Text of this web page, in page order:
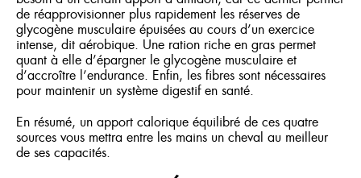
de réapprovisionner plus rapidement les réserves de
glycogène musculaire épuisées au cours d’un exercice
intense, dit aérobique. Une ration riche en gras permet
quant à elle d’épargner le glycogène musculaire et
d’accroître l’endurance. Enfin, les fibres sont nécessaires
pour maintenir un système digestif en santé.
En résumé, un apport calorique équilibré de ces quatre
sources vous mettra entre les mains un cheval au meilleur
de ses capacités.